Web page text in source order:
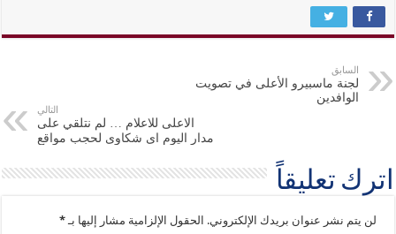
السابق
لجنة ماسبيرو الأعلى في تصويت
الوافدين
التالي
الاعلى للاعلام … لم نتلقي على
مدار اليوم اى شكاوى لحجب مواقع
اترك تعليقاً
لن يتم نشر عنوان بريدك الإلكتروني. الحقول الإلزامية مشار إليها بـ*